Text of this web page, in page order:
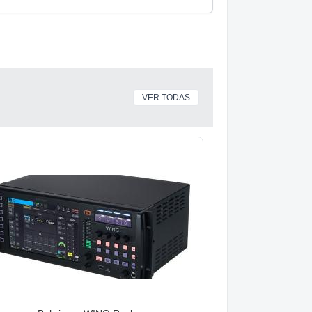
VER TODAS